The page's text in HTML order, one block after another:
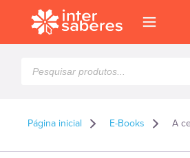
produtos
Página inicial E-Books